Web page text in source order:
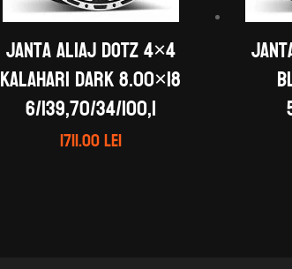
Janta aliaj DOTZ 4×4
Kalahari dark 8.00×18
6/139,70/34/100,1
1711.00lei